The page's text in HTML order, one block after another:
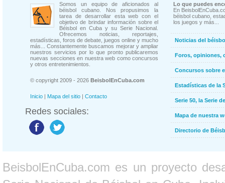
Somos un equipo de aficionados al
béisbol cubano. Nos propusimos la
tarea de desarrollar esta web con el
objetivo de brindar información sobre el
Béisbol en Cuba y su Serie Nacional.
Ofrecemos noticias, reportajes,
estadísticas, foros de debate, juegos online y mucho
más... Constantemente buscamos mejorar y ampliar
nuestros servicios por lo que pronto publicaremos
nuevas secciones en nuestra web como concursos
y otros entretenimientos.
© copyright 2009 - 2026 BeisbolEnCuba.com
Inicio | Mapa del sitio | Contacto
Redes sociales:
Lo que puedes
En
béisbol cubano,
los juegos y más...
Noticias del
Foros, opiniones,
Concursos sobre
Estadísticas de la
Serie 50, la Serie
Mapa de nuestra
Directorio de
BeisbolEnCuba.com es un proyecto